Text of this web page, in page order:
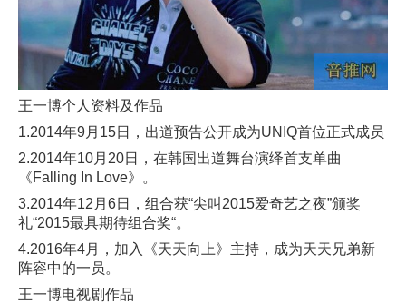
王一博个人资料及作品
1.2014年9月15日，出道预告公开成为UNIQ首位正式成员
2.2014年10月20日，在韩国出道舞台演绎首支单曲
《Falling In Love》。
3.2014年12月6日，组合获“尖叫2015爱奇艺之夜”颁奖
礼“2015最具期待组合奖“。
4.2016年4月，加入《天天向上》主持，成为天天兄弟新
阵容中的一员。
王一博电视剧作品